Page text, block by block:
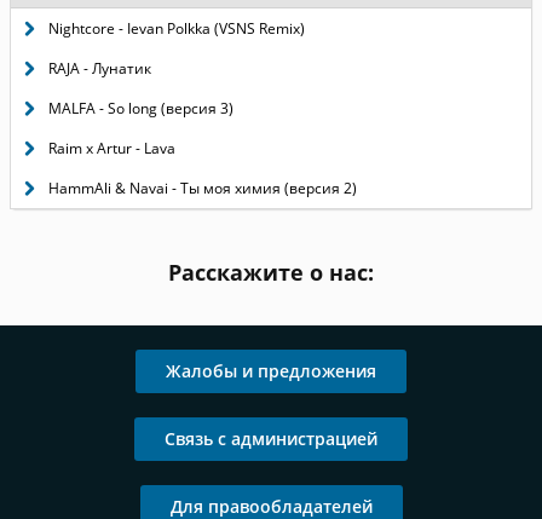
Nightcore - Ievan Polkka (VSNS Remix)
RAJA - Лунатик
MALFA - So long (версия 3)
Raim x Artur - Lava
HammAli & Navai - Ты моя химия (версия 2)
Расскажите о нас:
Жалобы и предложения
Связь с администрацией
Для правообладателей